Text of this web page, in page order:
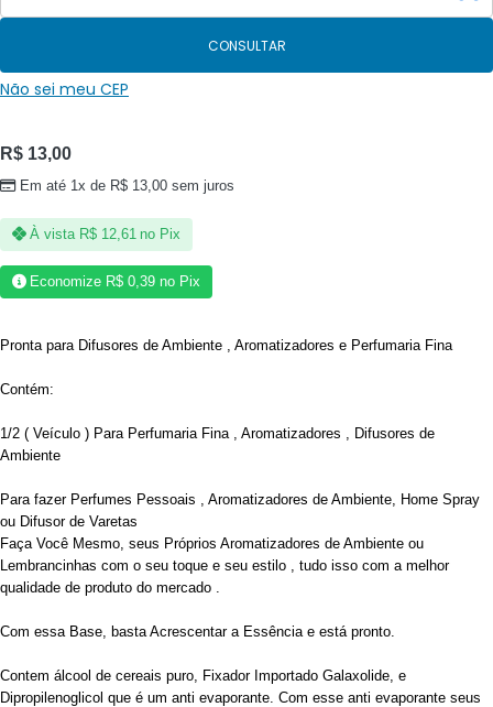
CONSULTAR
Não sei meu CEP
R$ 13,00
Em até 1x de R$ 13,00 sem juros
À vista R$12,61 no Pix
Economize R$ 0,39 no Pix
Pronta para Difusores de Ambiente , Aromatizadores e Perfumaria Fina
Contém:
1/2 ( Veículo ) Para Perfumaria Fina , Aromatizadores , Difusores de
Ambiente
Para fazer Perfumes Pessoais , Aromatizadores de Ambiente, Home Spray
ou Difusor de Varetas
Faça Você Mesmo, seus Próprios Aromatizadores de Ambiente ou
Lembrancinhas com o seu toque e seu estilo , tudo isso com a melhor
qualidade de produto do mercado .
Com essa Base, basta Acrescentar a Essência e está pronto.
Contem álcool de cereais puro, Fixador Importado Galaxolide, e
Dipropilenoglicol que é um anti evaporante. Com esse anti evaporante seus